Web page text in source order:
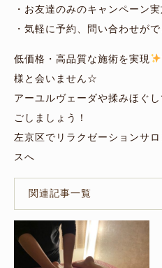
・お友達のみのキャンペーン
・気軽に予約、問い合わせがで
低価格・高品質な施術を実現
様と会いません☆
アーユルヴェーダや揉みほぐ
ごしましょう！
左京区でリラクゼーションサ
スへ
関連記事一覧